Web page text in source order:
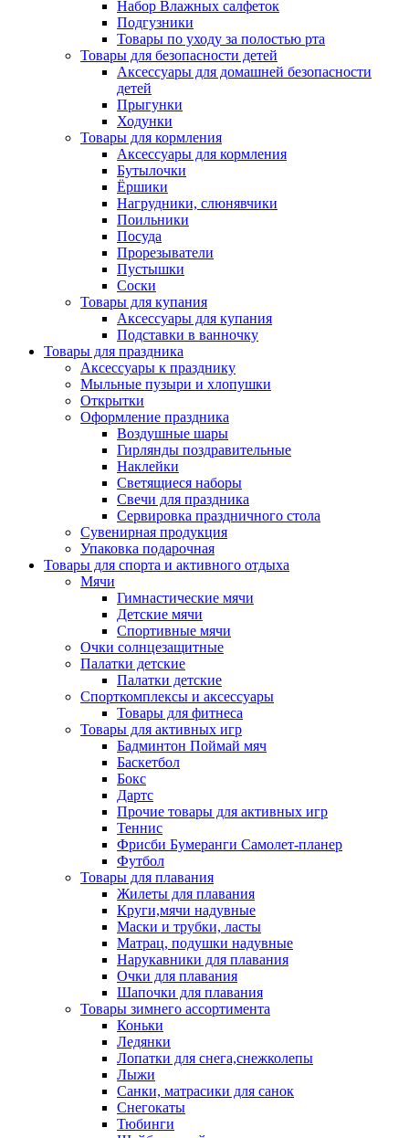
Набор Влажных салфеток
Подгузники
Товары по уходу за полостью рта
Товары для безопасности детей
Аксессуары для домашней безопасности
детей
Прыгунки
Ходунки
Товары для кормления
Аксессуары для кормления
Бутылочки
Ёршики
Нагрудники, слюнявчики
Поильники
Посуда
Прорезыватели
Пустышки
Соски
Товары для купания
Аксессуары для купания
Подставки в ванночку
Товары для праздника
Аксессуары к празднику
Мыльные пузыри и хлопушки
Открытки
Оформление праздника
Воздушные шары
Гирлянды поздравительные
Наклейки
Светящиеся наборы
Свечи для праздника
Сервировка праздничного стола
Сувенирная продукция
Упаковка подарочная
Товары для спорта и активного отдыха
Мячи
Гимнастические мячи
Детские мячи
Спортивные мячи
Очки солнцезащитные
Палатки детские
Палатки детские
Спорткомплексы и аксессуары
Товары для фитнеса
Товары для активных игр
Бадминтон Поймай мяч
Баскетбол
Бокс
Дартс
Прочие товары для активных игр
Теннис
Фрисби Бумеранги Самолет-планер
Футбол
Товары для плавания
Жилеты для плавания
Круги,мячи надувные
Маски и трубки, ласты
Матрац, подушки надувные
Нарукавники для плавания
Очки для плавания
Шапочки для плавания
Товары зимнего ассортимента
Коньки
Ледянки
Лопатки для снега,снежколепы
Лыжи
Санки, матрасики для санок
Снегокаты
Тюбинги